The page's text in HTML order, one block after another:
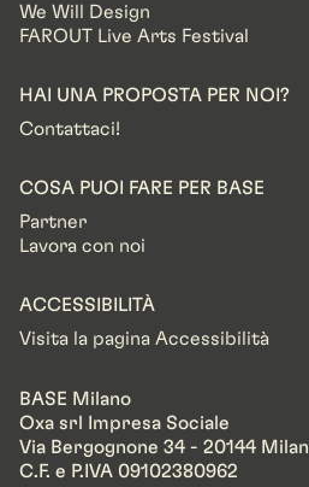
We Will Design
FAROUT Live Arts Festival
HAI UNA PROPOSTA PER NOI?
Contattaci!
COSA PUOI FARE PER BASE
Partner
Lavora con noi
ACCESSIBILITÀ
Visita la pagina Accessibilità
BASE Milano
Oxa srl Impresa Sociale
Via Bergognone 34 - 20144
C.F. e P.IVA 09102380962